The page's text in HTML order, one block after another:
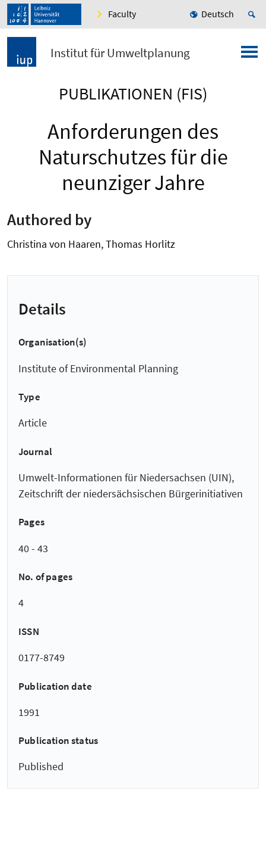
Faculty Deutsch
Institut für Umweltplanung
PUBLIKATIONEN (FIS)
Anforderungen des
Naturschutzes für die
neunziger Jahre
Authored by
Christina von Haaren, Thomas Horlitz
Details
Organisation(s)
Institute of Environmental Planning
Type
Article
Journal
Umwelt-Informationen für Niedersachsen (UIN),
Zeitschrift der niedersächsischen Bürgerinitiativen
Pages
40 - 43
No. of pages
4
ISSN
0177-8749
Publication date
1991
Publication status
Published